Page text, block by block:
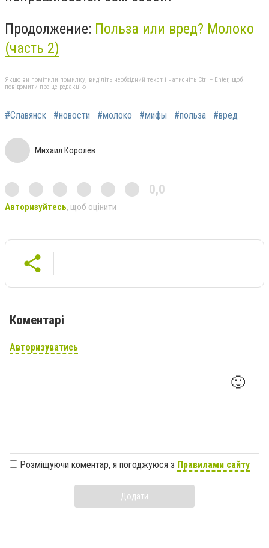
Продолжение: Польза или вред? Молоко
(часть 2)
Якщо ви помітили помилку, виділіть необхідний текст і натисніть Ctrl + Enter, щоб
повідомити про це редакцію
#Славянск #новости #молоко #мифы #польза #вред
Михаил Королёв
0,0
Авторизуйтесь, щоб оцінити
Коментарі
Авторизуватись
🙂
Розміщуючи коментар, я погоджуюся з Правилами сайту
Додати